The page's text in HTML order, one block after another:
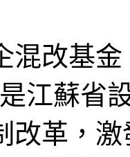
混改基
江蘇省
改革，